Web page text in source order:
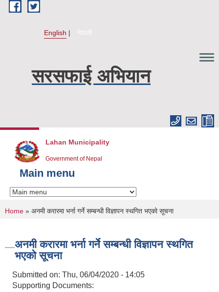
Skip to main content
English नेपाली
सरसफाई अभियान
Lahan Municipality
Government of Nepal
Main menu
You are here
Home » अनमी करारमा भर्ना गर्ने सम्बन्धी विज्ञापन स्थगित भएको सूचना
अनमी करारमा भर्ना गर्ने सम्बन्धी विज्ञापन स्थगित
भएको सूचना
Submitted on: Thu, 06/04/2020 - 14:05
Supporting Documents: